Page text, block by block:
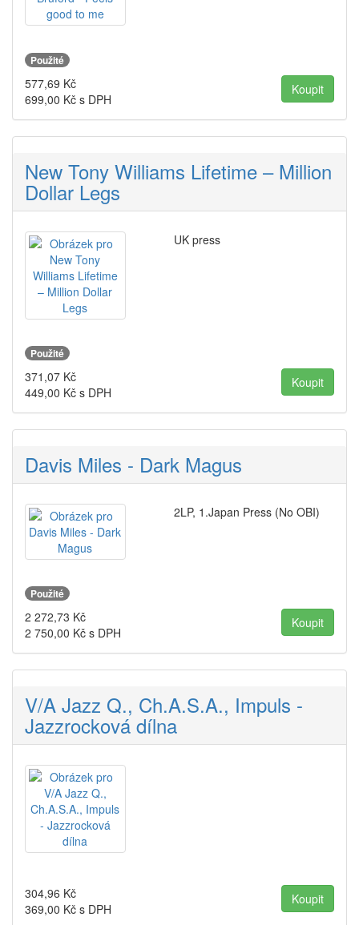
Použité
577,69 Kč
699,00 Kč s DPH
New Tony Williams Lifetime – Million
Dollar Legs
UK press
Použité
371,07 Kč
449,00 Kč s DPH
Davis Miles - Dark Magus
2LP, 1.Japan Press (No OBI)
Použité
2 272,73 Kč
2 750,00 Kč s DPH
V/A Jazz Q., Ch.A.S.A., Impuls -
Jazzrocková dílna
304,96 Kč
369,00 Kč s DPH